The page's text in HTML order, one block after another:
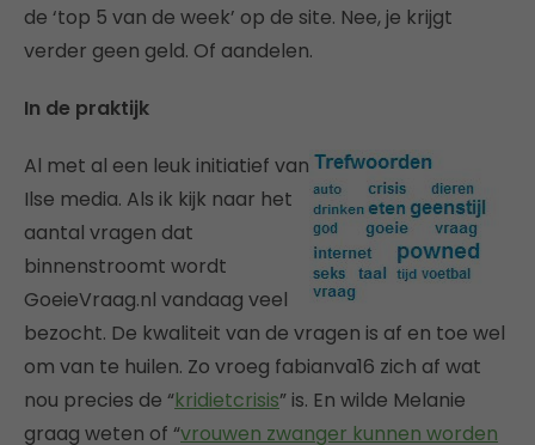
de ‘top 5 van de week’ op de site. Nee, je krijgt
verder geen geld. Of aandelen.
In de praktijk
Al met al een leuk initiatief van
Ilse media. Als ik kijk naar het
aantal vragen dat
binnenstroomt wordt
GoeieVraag.nl vandaag veel
bezocht. De kwaliteit van de vragen is af en toe wel
om van te huilen. Zo vroeg fabianva16 zich af wat
nou precies de “kridietcrisis” is. En wilde Melanie
graag weten of “vrouwen zwanger kunnen worden